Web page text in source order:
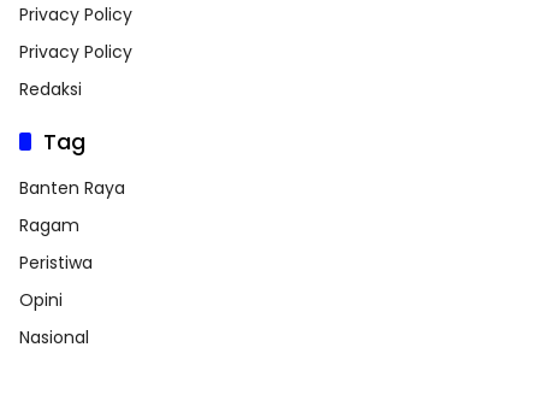
Privacy Policy
Privacy Policy
Redaksi
Tag
Banten Raya
Ragam
Peristiwa
Opini
Nasional